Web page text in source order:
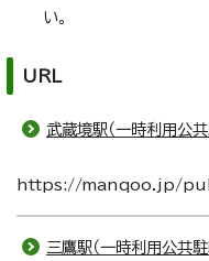
い。
URL
武蔵境駅（一時利用公
https://manqoo.jp/
三鷹駅（一時利用公共